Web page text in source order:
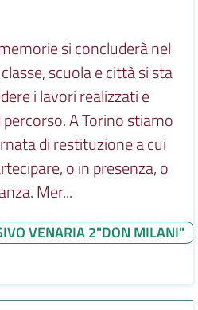
si concluderà nel
scuola e città si sta
i lavori realizzati e
A Torino stiamo
di restituzione a cui
o in presenza, o
Mer...
VENARIA 2"DON MILANI"